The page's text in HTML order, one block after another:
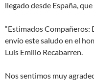
llegado desde España, que
“Estimados Compañeros:
envío este saludo en el
Luis Emilio Recabarren.
Nos sentimos muy